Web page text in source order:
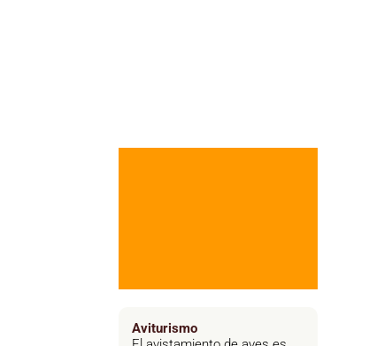
Aviturismo